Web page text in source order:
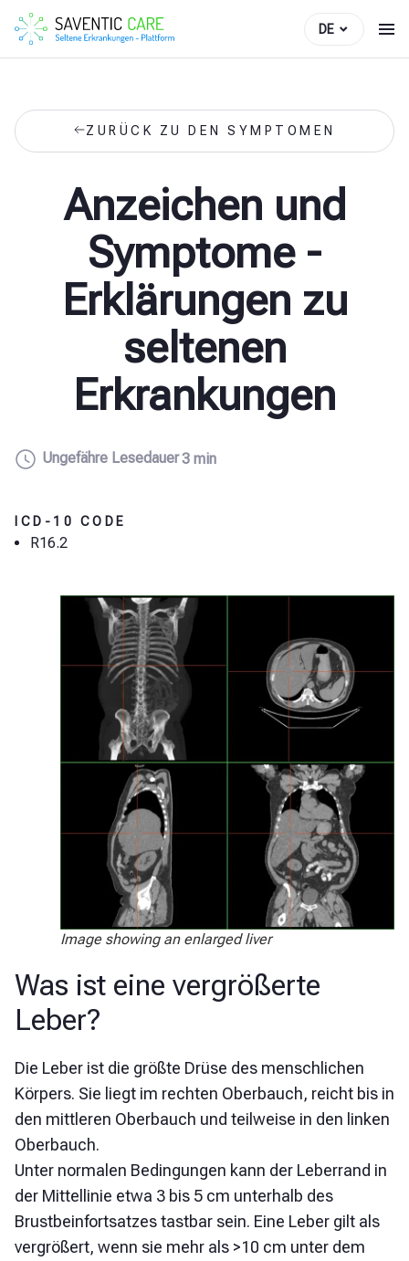
DE
ZURÜCK ZU DEN SYMPTOMEN
Anzeichen und
Symptome -
Erklärungen zu
seltenen
Erkrankungen
Ungefähre Lesedauer3 min
ICD-10 CODE
R16.2
Image showing an enlarged liver
Was ist eine vergrößerte
Leber?
Die Leber ist die größte Drüse des menschlichen
Körpers. Sie liegt im rechten Oberbauch, reicht bis in
den mittleren Oberbauch und teilweise in den linken
Oberbauch.
Unter normalen Bedingungen kann der Leberrand in
der Mittellinie etwa 3 bis 5 cm unterhalb des
Brustbeinfortsatzes tastbar sein. Eine Leber gilt als
vergrößert, wenn sie mehr als >10 cm unter dem